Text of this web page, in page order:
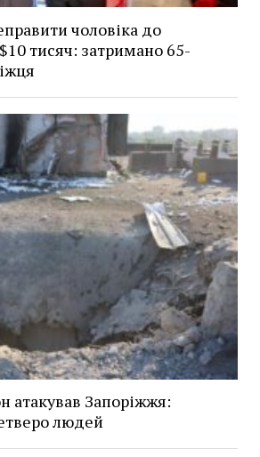
чоловіка до
тисяч: затримано 65-
атакував Запоріжжя:
людей